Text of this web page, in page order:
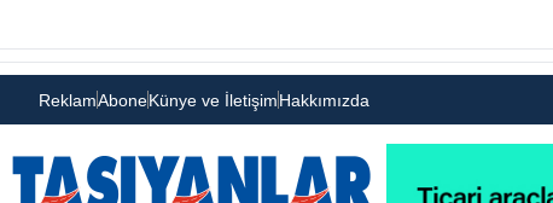
ReklamAboneKünye ve İletişimHakkımızda